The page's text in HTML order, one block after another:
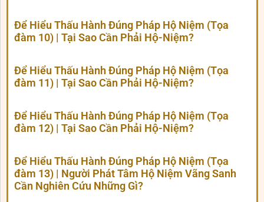
Để Hiểu Thấu Hành Đúng Pháp Hộ Niệm (Tọa
đàm 10) | Tại Sao Cần Phải Hộ-Niệm?
Để Hiểu Thấu Hành Đúng Pháp Hộ Niệm (Tọa
đàm 11) | Tại Sao Cần Phải Hộ-Niệm?
Để Hiểu Thấu Hành Đúng Pháp Hộ Niệm (Tọa
đàm 12) | Tại Sao Cần Phải Hộ-Niệm?
Để Hiểu Thấu Hành Đúng Pháp Hộ Niệm (Tọa
đàm 13) | Người Phát Tâm Hộ Niệm Vãng Sanh
Cần Nghiên Cứu Những Gì?